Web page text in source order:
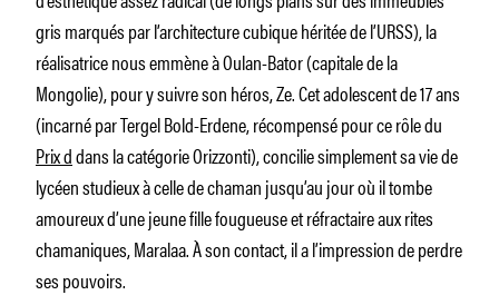
gris marqués par l’architecture cubique héritée de l’URSS), la
réalisatrice nous emmène à Oulan-Bator (capitale de la
Mongolie), pour y suivre son héros, Ze. Cet adolescent de 17 ans
(incarné par Tergel Bold-Erdene, récompensé pour ce rôle du
Prix ddans la catégorie Orizzonti), concilie simplement sa vie de
lycéen studieux à celle de chaman jusqu’au jour où il tombe
amoureux d’une jeune fille fougueuse et réfractaire aux rites
chamaniques, Maralaa. À son contact, il a l’impression de perdre
ses pouvoirs.